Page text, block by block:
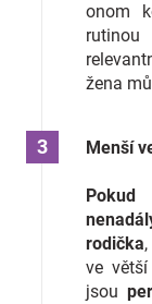
onom
žena
Menší
Pokud
rodička
ve
jsou